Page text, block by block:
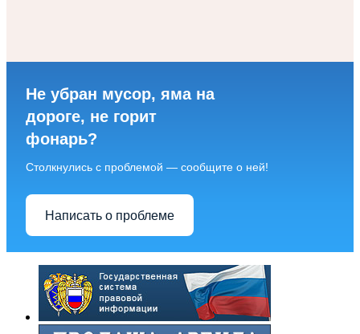
Не убран мусор, яма на
дороге, не горит
фонарь?
Столкнулись с проблемой — сообщите о ней!
Написать о проблеме